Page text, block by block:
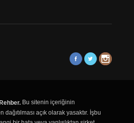
Bu sitenin içeriğinin
açık olarak yasaktır. İşbu